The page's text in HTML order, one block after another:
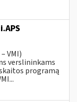
VMI)
verslininkams
programą